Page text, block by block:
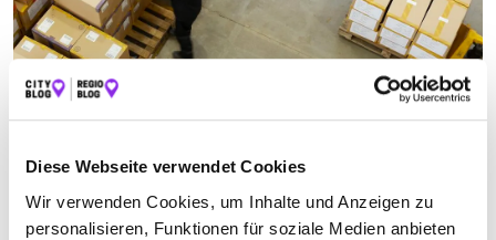
Diese Webseite verwendet Cookies
Wir verwenden Cookies, um Inhalte und Anzeigen zu
personalisieren, Funktionen für soziale Medien anbieten
Jetzt geöffnet
Suchen nach